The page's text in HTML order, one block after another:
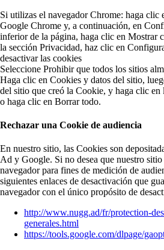
Si utilizas el navegador Chrome: haga clic
Google Chrome y, a continuación, en
inferior de la página, haga clic en Mostrar
la sección Privacidad, haz clic en
desactivar las cookies
Seleccione Prohibir que todos los sitios
Haga clic en Cookies y datos del sitio,
del sitio que creó la Cookie, y haga clic en
o haga clic en Borrar todo.
Rechazar una Cookie de audiencia
En nuestro sitio, las Cookies son
Ad y Google. Si no desea que nuestro
navegador para fines de medición de
siguientes enlaces de desactivación que
navegador con el único propósito de
http://www.nugg.ad/fr/protection-
generales.html
https://tools.google.com/dlpage/